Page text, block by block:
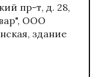
пр-т, д. 28,
ООО
здание